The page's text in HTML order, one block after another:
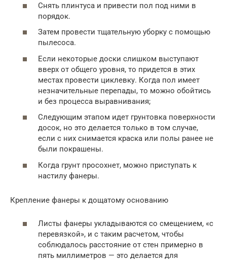
Снять плинтуса и привести пол под ними в
порядок.
Затем провести тщательную уборку с помощью
пылесоса.
Если некоторые доски слишком выступают
вверх от общего уровня, то придется в этих
местах провести циклевку. Когда пол имеет
незначительные перепады, то можно обойтись
и без процесса выравнивания;
Следующим этапом идет грунтовка поверхности
досок, но это делается только в том случае,
если с них снимается краска или полы ранее не
были покрашены.
Когда грунт просохнет, можно приступать к
настилу фанеры.
Крепление фанеры к дощатому основанию
Листы фанеры укладываются со смещением, «с
перевязкой», и с таким расчетом, чтобы
соблюдалось расстояние от стен примерно в
пять миллиметров — это делается для